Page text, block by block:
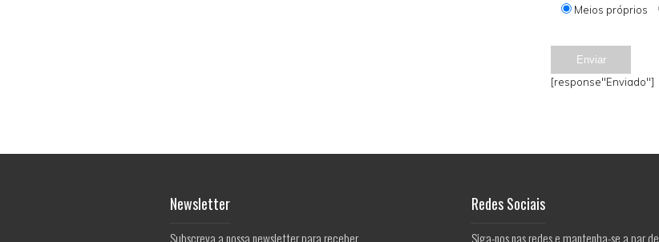
Meios próprios
[response"Enviado"]
Newsletter
Subscreva a nossa newsletter para receber
Redes Sociais
Siga-nos nas redes e mantenha-se a par de